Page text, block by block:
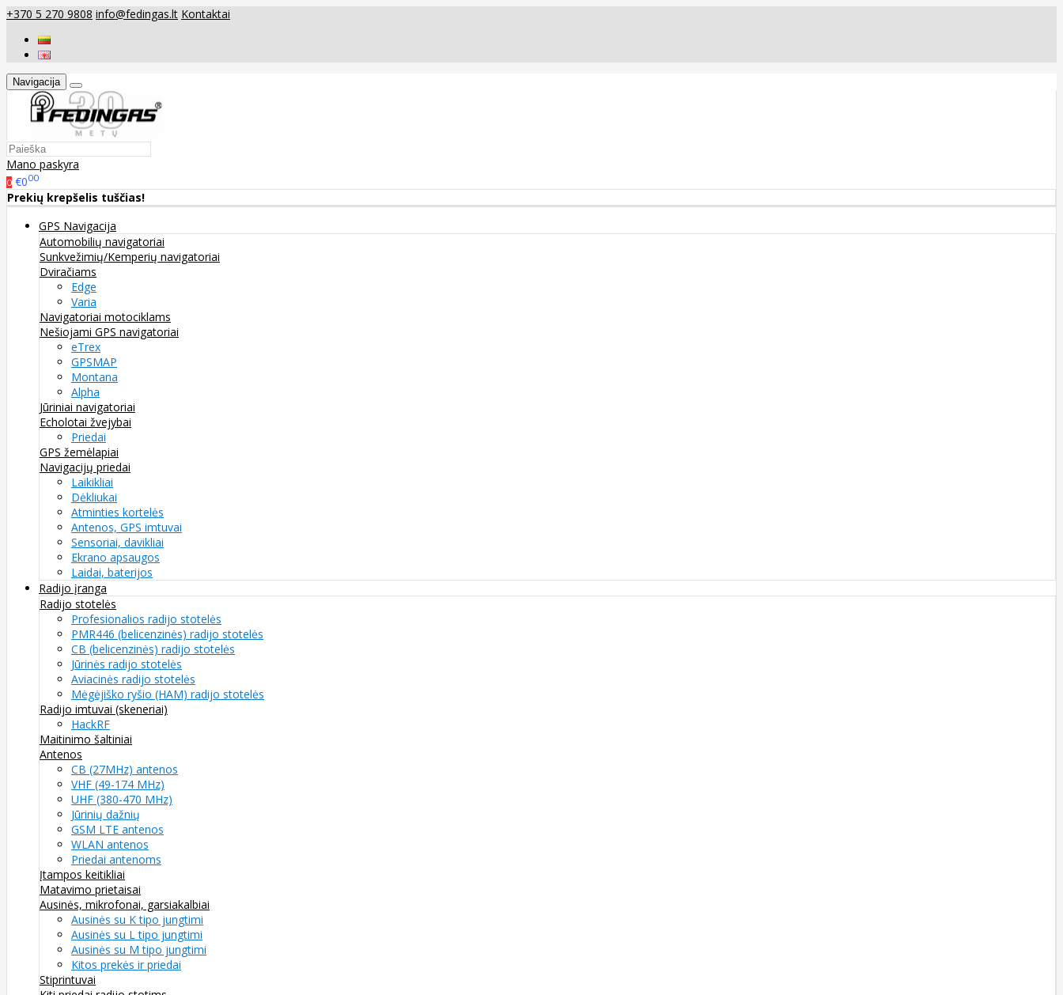
+370 5 270 9808 info@fedingas.lt Kontaktai
Navigacija
Mano paskyra
0 €000
Prekių krepšelis tuščias!
GPS Navigacija
Automobilių navigatoriai
Sunkvežimių/Kemperių navigatoriai
Dviračiams
Edge
Varia
Navigatoriai motociklams
Nešiojami GPS navigatoriai
eTrex
GPSMAP
Montana
Alpha
Jūriniai navigatoriai
Echolotai žvejybai
Priedai
GPS žemėlapiai
Navigacijų priedai
Laikikliai
Dėkliukai
Atminties kortelės
Antenos, GPS imtuvai
Sensoriai, davikliai
Ekrano apsaugos
Laidai, baterijos
Radijo įranga
Radijo stotelės
Profesionalios radijo stotelės
PMR446 (belicenzinės) radijo stotelės
CB (belicenzinės) radijo stotelės
Jūrinės radijo stotelės
Aviacinės radijo stotelės
Mėgėjiško ryšio (HAM) radijo stotelės
Radijo imtuvai (skeneriai)
HackRF
Maitinimo šaltiniai
Antenos
CB (27MHz) antenos
VHF (49-174 MHz)
UHF (380-470 MHz)
Jūrinių dažnių
GSM LTE antenos
WLAN antenos
Priedai antenoms
Įtampos keitikliai
Matavimo prietaisai
Ausinės, mikrofonai, garsiakalbiai
Ausinės su K tipo jungtimi
Ausinės su L tipo jungtimi
Ausinės su M tipo jungtimi
Kitos prekės ir priedai
Stiprintuvai